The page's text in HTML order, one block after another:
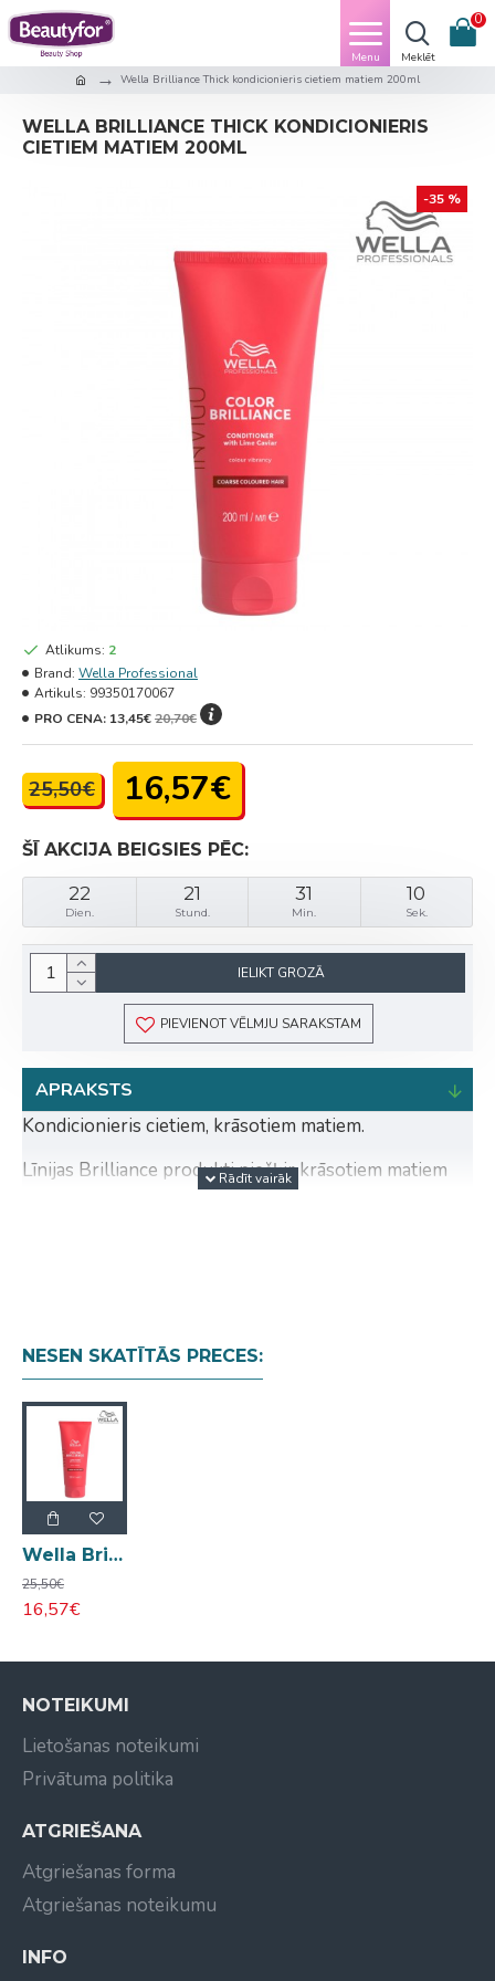
0
Wella Brilliance Thick kondicionieris cietiem matiem 200ml
WELLA BRILLIANCE THICK KONDICIONIERIS
CIETIEM MATIEM 200ML
-35 %
ŠĪ AKCIJA BEIGSIES PĒC:
22
Dien.
21
Stund.
31
Min.
10
Sek.
25,50€ 16,57€
Atlikums: 2
Brand: Wella Professional
Artikuls: 99350170067
PRO CENA: 13,45€20,70€
IELIKT GROZĀ
PIEVIENOT VĒLMJU SARAKSTAM
APRAKSTS
Kondicionieris cietiem, krāsotiem matiem.
Līnijas Brilliance produkti piešķir krāsotiem matiem
mirdzumu. 3-dimensionāla polimēru savienojumu
NESEN SKATĪTĀS PRECES:
Wella Brilliance Thick kondicionieris cietiem matiem 200ml
25,50€
16,57€
NOTEIKUMI
Lietošanas noteikumi
Privātuma politika
ATGRIEŠANA
Atgriešanas forma
Atgriešanas noteikumu
INFO